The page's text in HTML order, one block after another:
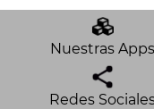
Nuestras Apps
Redes